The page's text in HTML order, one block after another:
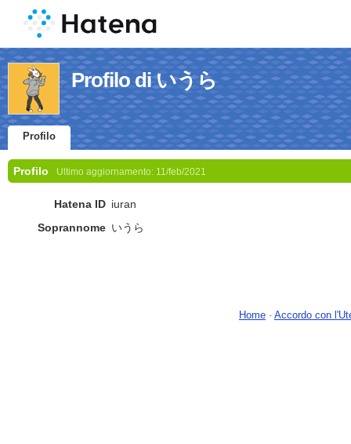
Profilo di いうら
Profilo
Profilo Ultimo aggiornamento: 11/feb/2021
Hatena ID iuran
Soprannome いうら
Home - Accordo con